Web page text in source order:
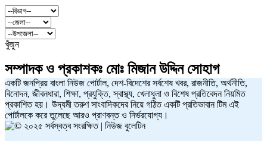
খুঁজুন
সম্পাদক ও প্রকাশকঃ মোঃ মিজান উদ্দিন সোহাগ
একটি জনপ্রিয় বাংলা নিউজ পোর্টাল, দেশ-বিদেশের সর্বশেষ খবর, রাজনীতি, অর্থনীতি,
বিনোদন, জীবনধারা, শিক্ষা, প্রযুক্তি, স্বাস্থ্য, খেলাধুলা ও বিশেষ প্রতিবেদন নিয়মিত
প্রকাশিত হয়। উদ্যমী তরুণ সাংবাদিকদের নিয়ে গঠিত একটি প্রতিভাবান টিম এই
পোর্টালকে করে তুলেছে আরও প্রাণবন্ত ও নির্ভরযোগ্য।